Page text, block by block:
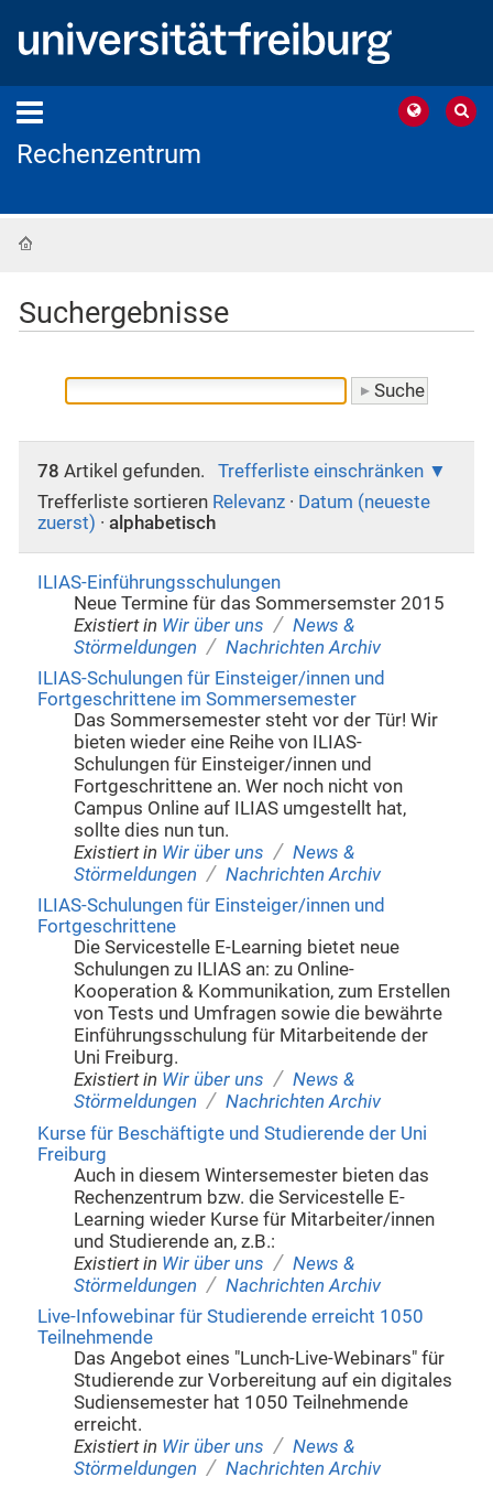
Rechenzentrum
Suchergebnisse
78 Artikel gefunden.
Trefferliste einschränken
Trefferliste sortieren Relevanz · Datum (neueste
zuerst) · alphabetisch
ILIAS-Einführungsschulungen
Neue Termine für das Sommersemster 2015
Existiert in Wir über uns / News &
Störmeldungen / Nachrichten Archiv
ILIAS-Schulungen für Einsteiger/innen und
Fortgeschrittene im Sommersemester
Das Sommersemester steht vor der Tür! Wir
bieten wieder eine Reihe von ILIAS-
Schulungen für Einsteiger/innen und
Fortgeschrittene an. Wer noch nicht von
Campus Online auf ILIAS umgestellt hat,
sollte dies nun tun.
Existiert in Wir über uns / News &
Störmeldungen / Nachrichten Archiv
ILIAS-Schulungen für Einsteiger/innen und
Fortgeschrittene
Die Servicestelle E-Learning bietet neue
Schulungen zu ILIAS an: zu Online-
Kooperation & Kommunikation, zum Erstellen
von Tests und Umfragen sowie die bewährte
Einführungsschulung für Mitarbeitende der
Uni Freiburg.
Existiert in Wir über uns / News &
Störmeldungen / Nachrichten Archiv
Kurse für Beschäftigte und Studierende der Uni
Freiburg
Auch in diesem Wintersemester bieten das
Rechenzentrum bzw. die Servicestelle E-
Learning wieder Kurse für Mitarbeiter/innen
und Studierende an, z.B.:
Existiert in Wir über uns / News &
Störmeldungen / Nachrichten Archiv
Live-Infowebinar für Studierende erreicht 1050
Teilnehmende
Das Angebot eines "Lunch-Live-Webinars" für
Studierende zur Vorbereitung auf ein digitales
Sudiensemester hat 1050 Teilnehmende
erreicht.
Existiert in Wir über uns / News &
Störmeldungen / Nachrichten Archiv